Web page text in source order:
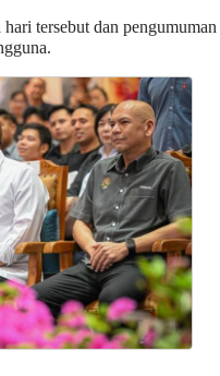
tersebut dan pengumuman